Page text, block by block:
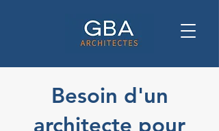
Besoin d'un
architecte pour